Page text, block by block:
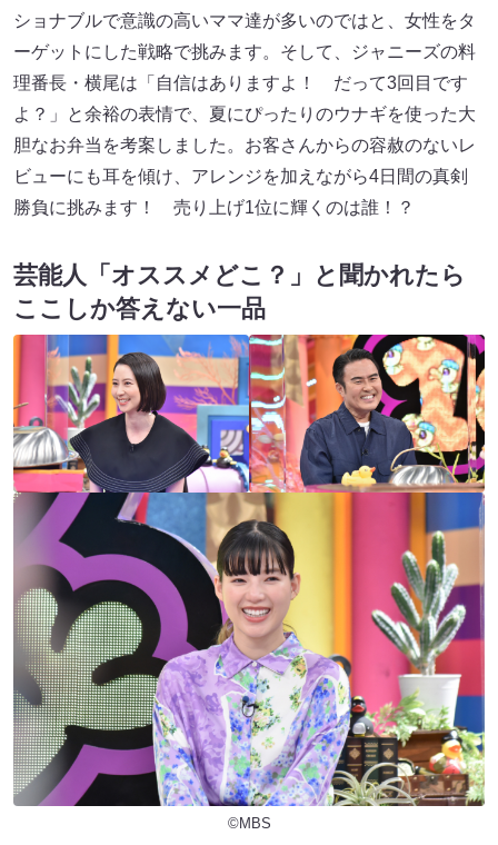
ショナブルで意識の高いママ達が多いのではと、女性をタ
ーゲットにした戦略で挑みます。そして、ジャニーズの料
理番長・横尾は「自信はありますよ！ だって3回目です
よ？」と余裕の表情で、夏にぴったりのウナギを使った大
胆なお弁当を考案しました。お客さんからの容赦のないレ
ビューにも耳を傾け、アレンジを加えながら4日間の真剣
勝負に挑みます！ 売り上げ1位に輝くのは誰！？
芸能人「オススメどこ？」と聞かれたら
ここしか答えない一品
©MBS